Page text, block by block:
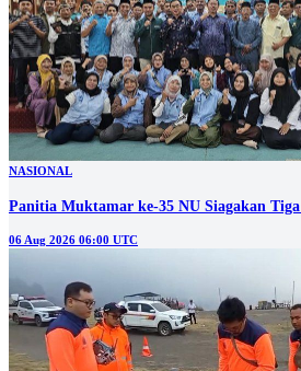
NASIONAL
Panitia Muktamar ke-35 NU Siagakan Tiga
06 Aug 2026 06:00 UTC